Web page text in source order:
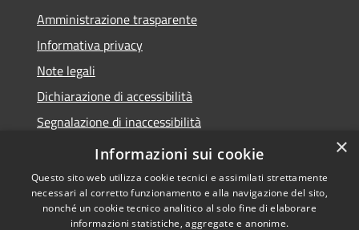
Amministrazione trasparente
Informativa privacy
Note legali
Dichiarazione di accessibilità
Segnalazione di inaccessibilità
Whistleblowing segnalazione illeciti
×
Informazioni sui cookie
Questo sito web utilizza cookie tecnici e assimilati strettamente
necessari al corretto funzionamento e alla navigazione del sito,
nonché un cookie tecnico analitico al solo fine di elaborare
informazioni statistiche, aggregate e anonime.